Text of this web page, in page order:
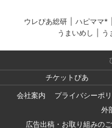
ウレぴあ総研 ハピママ*
うまいめし
う
チケットぴあ
会社案内
プライバシーポ
外
広告出稿・お取り組みの